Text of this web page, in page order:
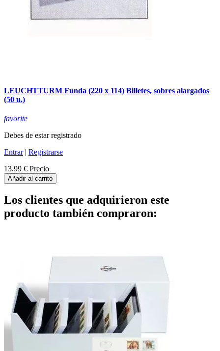
LEUCHTTURM Funda (220 x 114) Billetes, sobres alargados
(50 u.)
favorite
Debes de estar registrado
Entrar| Registrarse
13,99 € Precio
Añadir al carrito
Los clientes que adquirieron este
producto también compraron: